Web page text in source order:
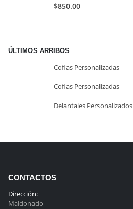
$850.00
ÚLTIMOS ARRIBOS
Cofias Personalizadas
Cofias Personalizadas
Delantales Personalizados
CONTACTOS
Dirección:
Maldonado